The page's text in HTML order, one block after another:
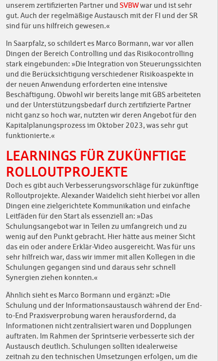
unserem zertifizierten Partner und SVBWwar und ist sehr
gut. Auch der regelmäßige Austausch mit der FI und der SR
sind für uns hilfreich gewesen.«
In Saarpfalz, so schildert es Marco Bormann, war vor allen
Dingen der Bereich Controlling und das Risikocontrolling
stark eingebunden: »Die Integration von Steuerungssichten
und die Berücksichtigung verschiedener Risikoaspekte in
der neuen Anwendung erforderten eine intensive
Beschäftigung. Obwohl wir bereits lange mit GBS arbeiteten
und der Unterstützungsbedarf durch zertifizierte Partner
nicht ganz so hoch war, nutzten wir deren Angebot für den
Kapitalplanungsprozess im Oktober 2023, was sehr gut
funktionierte.«
LEARNINGS FÜR ZUKÜNFTIGE
ROLLOUTPROJEKTE
Doch es gibt auch Verbesserungsvorschläge für zukünftige
Rolloutprojekte. Alexander Waidelich sieht hierbei vor allen
Dingen eine zielgerichtete Kommunikation und einfache
Leitfäden für den Start als essenziell an: »Das
Schulungsangebot war in Teilen zu umfangreich und zu
wenig auf den Punkt gebracht. Hier hätte aus meiner Sicht
das ein oder andere Erklär-Video ausgereicht. Was für uns
sehr hilfreich war, dass wir immer mit allen Kollegen in die
Schulungen gegangen sind und daraus sehr schnell
Synergien ziehen konnten.«
Ähnlich sieht es Marco Bormann und ergänzt: »Die
Schulung und der Informationsaustausch während der End-
to-End Praxisverprobung waren herausfordernd, da
Informationen nicht zentralisiert waren und Dopplungen
auftraten. Im Rahmen der Sprintserie verbesserte sich der
Austausch deutlich. Schulungen sollten idealerweise
zeitnah zu den technischen Umsetzungen erfolgen, um die